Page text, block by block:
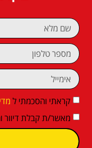
קראתי והסכמתי ל
מאשר/ת קבלת דיוור